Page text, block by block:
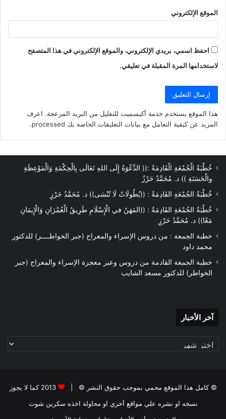
الموقع الإلكتروني
احفظ اسمي، بريدي الإلكتروني، والموقع الإلكتروني في هذا المتصفح
لاستخدامها المرة المقبلة في تعليقي.
هذا الموقع يستخدم خدمة أكيسميت للتقليل من البريد المزعجة. اعرف
المزيد عن كيفية التعامل مع بيانات التعليقات الخاصة بك processed
.
خُطْبَةُ الْجُمُعَةِ الْقَادِمَةُ :(( الدَّعْوَةُ إِلَى اللهِ تَعَالَى بِالْحِكْمَةِ وَالْمَوْعِظَةِ
والْحَسَنَةِ )) د. مُحَمَّدُ حَرْزٌ
خُطْبَةُ الجُمُعَةِ القَادِمَةُ : ((بُطُولَاتٌ لَا تُنْسَى)) د. مُحَمَّدُ حَرْزٍ
خُطْبَةُ الجُمُعَةِ القَادِمَةُ : ((المَهَنُ في الْإِسْلَامِ طَرِيقُ الْعُمْرَانِ وَالْإِيمَانِ
مَعًا)) د. مُحَمَّدُ حَرْزٍ
خطبة الجمعة : من دروس الإسراء والمعراج (جبر الخواطــــر) للدكتور
محمد داود
خطبة الجمعة القادمة من دروس وعبر معجزة الإسراء والمعراج (جبر
الخواطر) للدكتور مسعد الشايب
آخر الأخبار
© كامل هذا الموقع محمي بموجب حقوق النشر © |
2013 كما لا يجوز
نسخه او نشره علي مواقع أخري او محاولة اخذه سكرين شوت